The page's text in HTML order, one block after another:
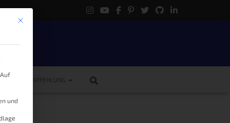
EMPFEHLUNG
Mit diesem Button wird der Dialog geschlossen. Seine Funktionalität ist
und